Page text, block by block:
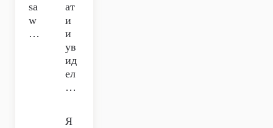
sa
w
…
ат
и
и
ув
ид
ел
…
Я